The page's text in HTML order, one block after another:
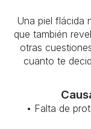
Una piel flácida
que también
otras
cuanto te
• Falta de